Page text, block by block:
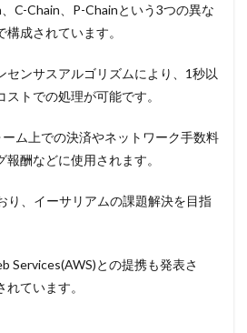
C-Chain、P-Chainという3つの異な
成されています。
センサスアルゴリズムにより、1秒以
トでの処理が可能です。
ム上での決済やネットワーク手数料
酬などに使用されます。
り、イーサリアムの課題解決を目指
Services(AWS)との提携も発表さ
ています。